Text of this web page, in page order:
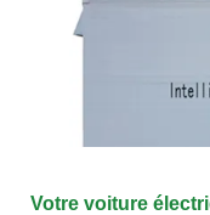
Votre voiture